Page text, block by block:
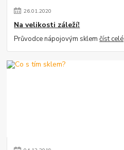
26.01.2020
Na velikosti záleží!
Průvodce nápojovým sklemčíst celé